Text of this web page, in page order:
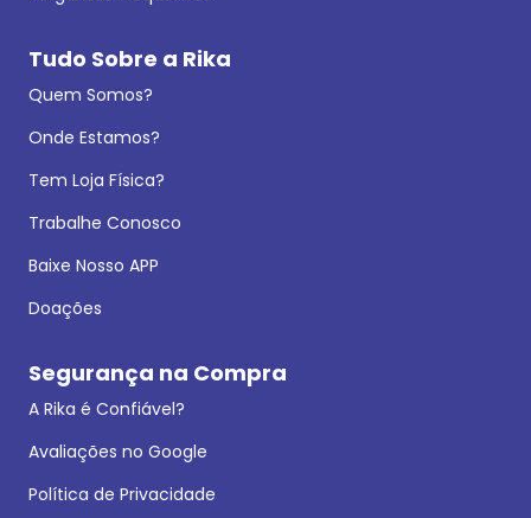
Tudo Sobre a Rika
Quem Somos?
Onde Estamos?
Tem Loja Física?
Trabalhe Conosco
Baixe Nosso APP
Doações
Segurança na Compra
A Rika é Confiável?
Avaliações no Google
Política de Privacidade